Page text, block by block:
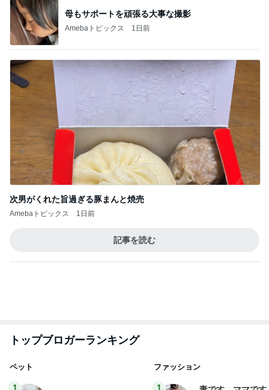
次男がくれた旨過ぎる豚まんと焼売
Amebaトピックス 1日前
記事を読む
しろとくろしろ